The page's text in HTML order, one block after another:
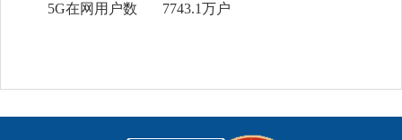
5G在网用户数 7743.1万户